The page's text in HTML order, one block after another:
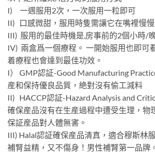
I) 一週服用2次，一次服用一粒即可
II) 口感微甜，服用時隻需讓它在嘴裡慢
III) 服用的最佳時機是,房事前的2個小時/
IV) 兩盒爲一個療程。 一開始服用也即可
着療程也會達到最佳功效。
I） GMP認証-Good Manufacturing
産和保持優良品質，絶對沒有偷工減料
II) HACCP認証-Hazard Analysis and
確保産品沒有在生産過程中遭受生理，物
保証産品對人體無害。
III) Halal認証確保産品清真，適合穆斯林
補腎益精，又不傷身！男性補腎第一品牌